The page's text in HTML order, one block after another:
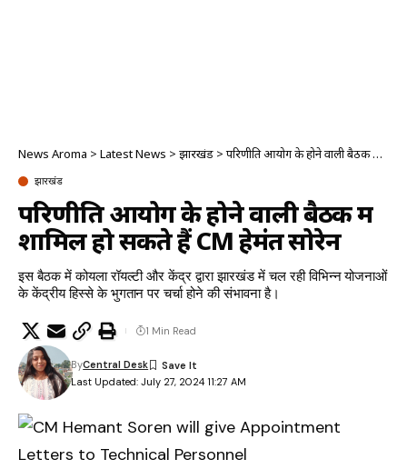
News Aroma > Latest News > झारखंड >परिणीति आयोग के होने वाली बैठक में शामिल हो सकते हैं CM हेमंत सोरेन
झारखंड
परिणीति आयोग के होने वाली बैठक में
शामिल हो सकते हैं CM हेमंत सोरेन
इस बैठक में कोयला रॉयल्टी और केंद्र द्वारा झारखंड में चल रही विभिन्न योजनाओं
के केंद्रीय हिस्से के भुगतान पर चर्चा होने की संभावना है।
Last Updated: July 27, 2024 11:27 AM
ByCentral Desk
1 Min Read